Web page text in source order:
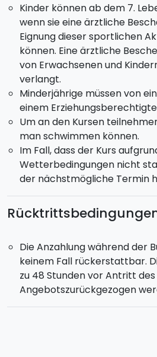
Kinder können ab dem 7.
wenn sie eine ärztliche
Eignung dieser sportlichen
können. Eine ärztliche
von Erwachsenen und
verlangt.
Minderjährige müssen von
einem
Um an den Kursen
man schwimmen können.
Im Fall, dass der Kurs
Wetterbedingungen nicht
der nächstmögliche Termin
Die Anzahlung während der
keinem Fall rückerstattbar.
zu 48 Stunden vor Antritt des
Angebotszurückgezogen